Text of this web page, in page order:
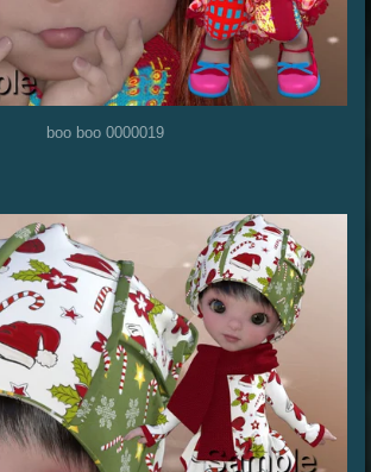
boo boo 0000019